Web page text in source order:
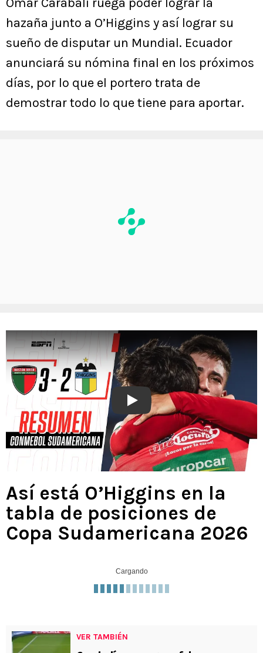
hazaña junto a O’Higgins y así lograr su
sueño de disputar un Mundial. Ecuador
anunciará su nómina final en los próximos
días, por lo que el portero trata de
demostrar todo lo que tiene para aportar.
Play
Así está O’Higgins en la
tabla de posiciones de
Copa Sudamericana 2026
Cargando
VER TAMBIÉN